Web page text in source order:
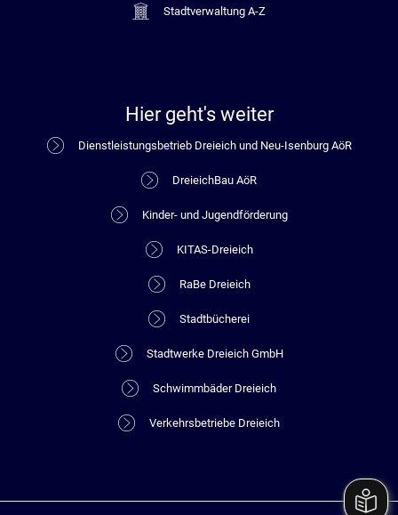
Stadtverwaltung A-Z
Hier geht's weiter
Dienstleistungsbetrieb Dreieich und Neu-Isenburg AöR
DreieichBau AöR
Kinder- und Jugendförderung
KITAS-Dreieich
RaBe Dreieich
Stadtbücherei
Stadtwerke Dreieich GmbH
Schwimmbäder Dreieich
Verkehrsbetriebe Dreieich